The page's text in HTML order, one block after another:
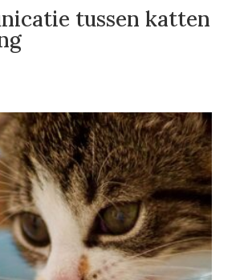
tussen katten